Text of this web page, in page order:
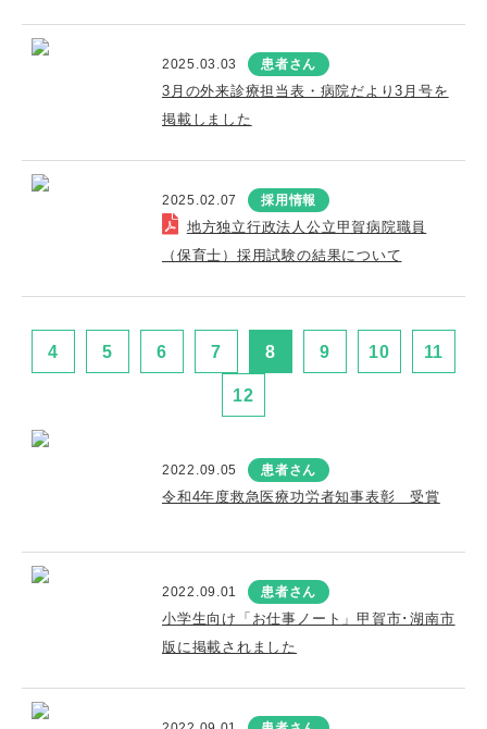
2025.03.03 患者さん
3月の外来診療担当表・病院だより3月号を
掲載しました
2025.02.07 採用情報
地方独立行政法人公立甲賀病院職員
（保育士）採用試験の結果について
4 5 6 7 8 9 10 11
12
2022.09.05 患者さん
令和4年度救急医療功労者知事表彰 受賞
2022.09.01 患者さん
小学生向け「お仕事ノート」甲賀市･湖南市
版に掲載されました